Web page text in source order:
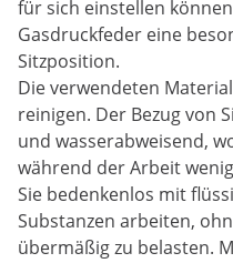
für sich einstellen
Gasdruckfeder eine
Sitzposition.
Die verwendeten
reinigen. Der Bezug von
und wasserabweisend,
während der Arbeit
Sie bedenkenlos mit
Substanzen arbeiten,
übermäßig zu belasten.